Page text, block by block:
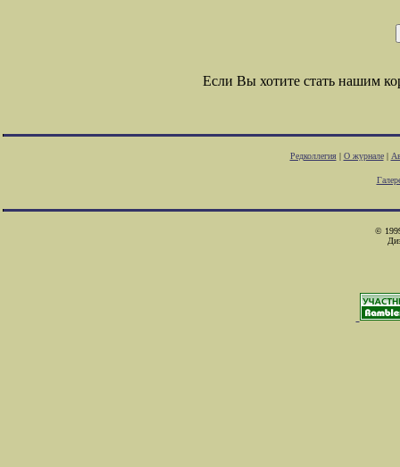
Если Вы хотите стать нашим
Редколлегия| О журнале|
©